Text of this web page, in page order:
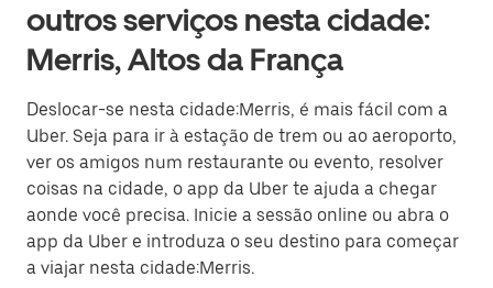
outros serviços nesta cidade:
Merris, Altos da França
Deslocar-se nesta cidade:Merris, é mais fácil com a
Uber. Seja para ir à estação de trem ou ao aeroporto,
ver os amigos num restaurante ou evento, resolver
coisas na cidade, o app da Uber te ajuda a chegar
aonde você precisa. Inicie a sessão online ou abra o
app da Uber e introduza o seu destino para começar
a viajar nesta cidade:Merris.